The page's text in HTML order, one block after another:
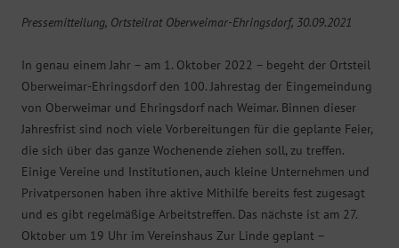
Pressemitteilung, Ortsteilrat Oberweimar-Ehringsdorf, 30.09.2021
In genau einem Jahr – am 1. Oktober 2022 – begeht der Ortsteil
Oberweimar-Ehringsdorf den 100. Jahrestag der Eingemeindung
von Oberweimar und Ehringsdorf nach Weimar. Binnen dieser
Jahresfrist sind noch viele Vorbereitungen für die geplante Feier,
die sich über das ganze Wochenende ziehen soll, zu treffen.
Einige Vereine und Institutionen, auch kleine Unternehmen und
Privatpersonen haben ihre aktive Mithilfe bereits fest zugesagt
und es gibt regelmäßige Arbeitstreffen. Das nächste ist am 27.
Oktober um 19 Uhr im Vereinshaus Zur Linde geplant –